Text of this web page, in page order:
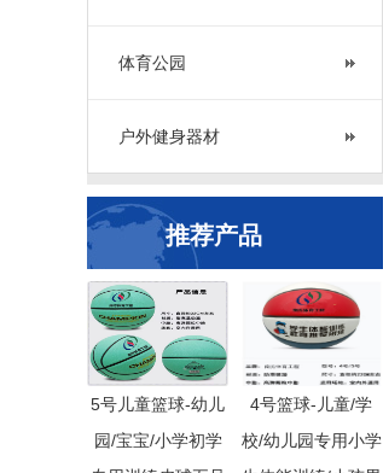
体育公园
户外健身器材
推荐产品
5号儿童篮球-幼儿
园/宝宝/小学初学
4号篮球-儿童/学
校/幼儿园专用小学